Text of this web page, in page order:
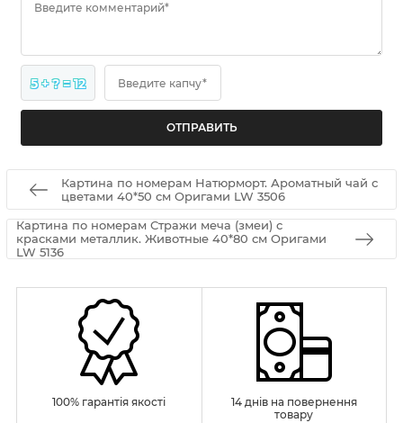
Введите комментарий*
5 + ? = 12 Введите капчу*
Картина по номерам Натюрморт. Ароматный чай с
цветами 40*50 см Оригами LW 3506
Картина по номерам Стражи меча (змеи) с
красками металлик. Животные 40*80 см Оригами
LW 5136
100% гарантія якості
14 днів на повернення
товару